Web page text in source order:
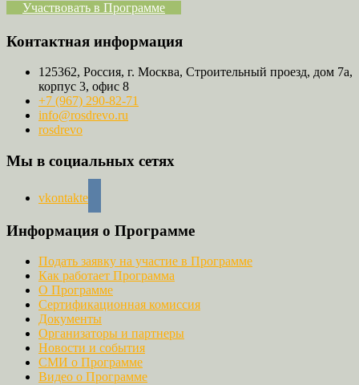
Участвовать в Программе
Контактная информация
125362, Россия, г. Москва, Строительный проезд, дом 7а,
корпус 3, офис 8
+7 (967) 290-82-71
info@rosdrevo.ru
rosdrevo
Мы в социальных сетях
vkontakte
Информация о Программе
Подать заявку на участие в Программе
Как работает Программа
О Программе
Сертификационная комиссия
Документы
Организаторы и партнеры
Новости и события
СМИ о Программе
Видео о Программе